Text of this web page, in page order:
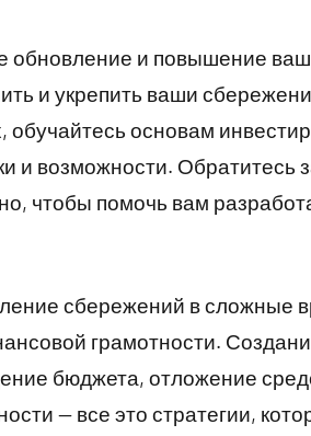
обновление и повышение
и укрепить ваши
основам
и возможности. Обратитесь
чтобы помочь вам
сбережений в сложные
грамотности.
бюджета, отложение
— все это стратегии,